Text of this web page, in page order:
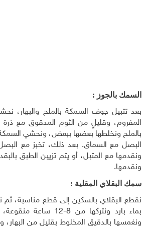
السمك بالجوز :
بعد تتبيل جوف السمكة بالملح والبهار،
المفروم، وقليلٍ من الثوم المدقوق مع
بالملح ونخلطها بعضها ببعض، ونحشي
البصل مع السماق. بعد ذلك، تخبز مع
ونقدمها مع المتبل، أو يتم تزيين الطبق
ونقدمها.
سمك البقلاي المقلية :
نقطع البقلاي بالسكين إلى قطع مناسبة، ثم
بماء بارد ونتركها من 8-
ونغمسها بالدقيق المخلوط بقليل من البهار،